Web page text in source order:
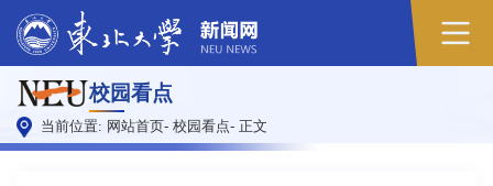
校园看点
当前位置: 网站首页- 校园看点- 正文
原